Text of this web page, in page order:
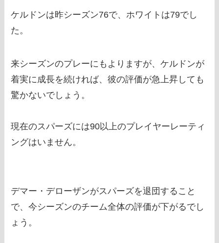
ケルドンは昨シーズン76で、ホワイトは79でし
た。
来シーズンのプレーにもよりますが、ケルドンが
着実に成長を続ければ、彼の評価が急上昇しても
驚かないでしょう。
現在のスパーズには90以上のプレイヤーレーティ
ングはいません。
デマー・デローザンがスパーズを退団すること
で、今シーズンのチーム全体の評価が下がるでし
ょう。